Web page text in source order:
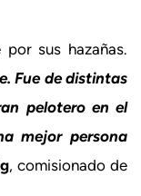
sus hazañas.
Fue de distintas
pelotero en el
mejor persona
, comisionado de